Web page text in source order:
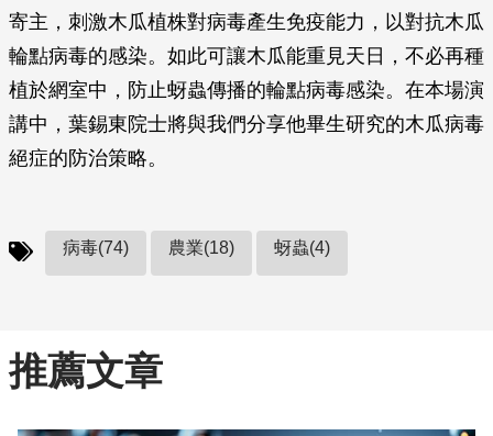
寄主，刺激木瓜植株對病毒產生免疫能力，以對抗木瓜
輪點病毒的感染。如此可讓木瓜能重見天日，不必再種
植於網室中，防止蚜蟲傳播的輪點病毒感染。在本場演
講中，葉錫東院士將與我們分享他畢生研究的木瓜病毒
絕症的防治策略。
病毒(74) 農業(18) 蚜蟲(4)
推薦文章